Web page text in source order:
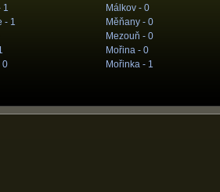
1
- 1
0
Málkov - 0
Měňany - 0
Mezouň - 0
Mořina - 0
Mořinka - 1